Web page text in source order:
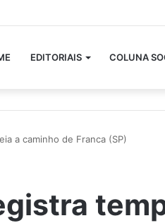
EDITORIAIS COLUNA
a caminho de Franca (SP)